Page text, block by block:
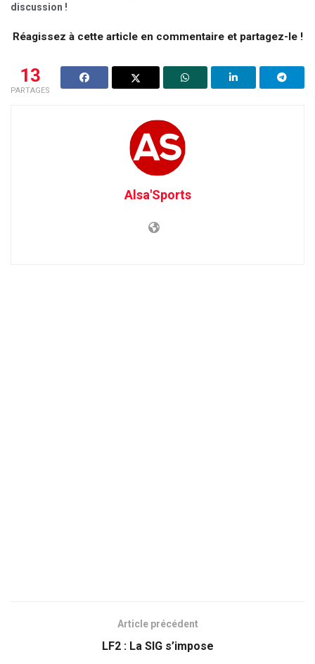
discussion !
Réagissez à cette article en commentaire et partagez-le !
13
PARTAGES
Alsa'Sports
Article précédent
LF2 : La SIG s’impose